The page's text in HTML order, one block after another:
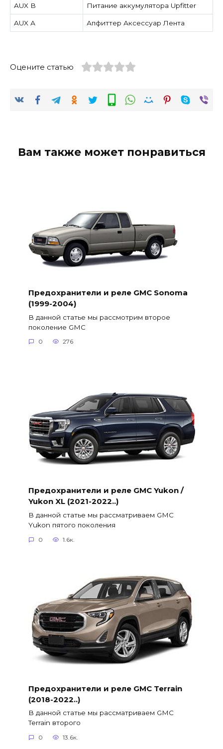
AUX B Питание аккумулятора Upfitter
AUX А Апфиттер Аксессуар Лента
Оцените статью
Вам также может понравиться
Предохранители и реле GMC Sonoma
(1999-2004)
В данной статье мы рассмотрим второе
поколение GMC
0 276
Предохранители и реле GMC Yukon /
Yukon XL (2021-2022..)
В данной статье мы рассматриваем GMC
Yukon пятого поколения
0 1.6к.
Предохранители и реле GMC Terrain
(2018-2022..)
В данной статье мы рассматриваем GMC
Terrain второго
0 13.6к.